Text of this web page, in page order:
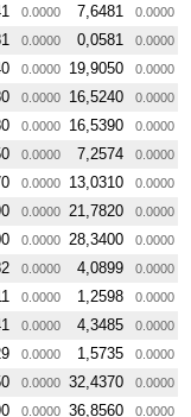
0.0000 7,6481 0.0000
0.0000 0,0581 0.0000
0.0000 19,9050 0.0000
0.0000 16,5240 0.0000
0.0000 16,5390 0.0000
0.0000 7,2574 0.0000
0.0000 13,0310 0.0000
0.0000 21,7820 0.0000
0.0000 28,3400 0.0000
0.0000 4,0899 0.0000
0.0000 1,2598 0.0000
0.0000 4,3485 0.0000
0.0000 1,5735 0.0000
0.0000 32,4370 0.0000
0.0000 36,8560 0.0000